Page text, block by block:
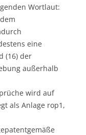
Wortlaut:
eine
(16) der
außerhalb
wird auf
als Anlage rop1,